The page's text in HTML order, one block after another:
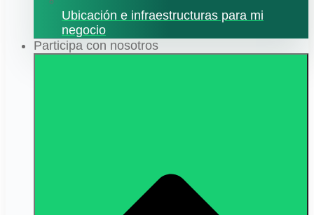
Ubicación e infraestructuras para mi
negocio
Participa con nosotros